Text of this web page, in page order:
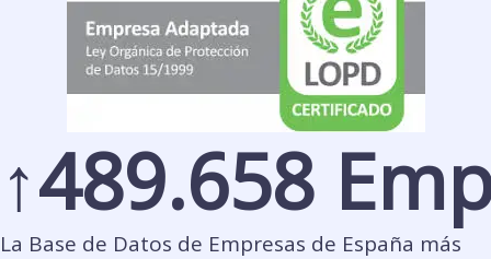
La Base de Datos de Empresas de España más
↑489.658